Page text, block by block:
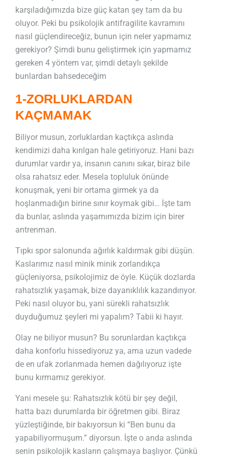
karşıladığımızda bize güç katan şey tam da bu
oluyor. Peki bu psikolojik antifragilite kavramını
nasıl güçlendireceğiz, bunun için neler yapmamız
gerekiyor? Şimdi bunu geliştirmek için yapmamız
gereken 4 yöntem var, şimdi detaylı şekilde
bunlardan bahsedeceğim
1-ZORLUKLARDAN
KAÇMAMAK
Biliyor musun, zorluklardan kaçtıkça aslında
kendimizi daha kırılgan hale getiriyoruz. Hani bazı
durumlar vardır ya, insanın canını sıkar, biraz bile
olsa rahatsız eder. Mesela topluluk önünde
konuşmak, yeni bir ortama girmek ya da
hoşlanmadığın birine sınır koymak gibi… İşte tam
da bunlar, aslında yaşamımızda bizim için birer
antrenman.
Tıpkı spor salonunda ağırlık kaldırmak gibi düşün.
Kaslarımız nasıl minik minik zorlandıkça
güçleniyorsa, psikolojimiz de öyle. Küçük dozlarda
rahatsızlık yaşamak, bize dayanıklılık kazandırıyor.
Peki nasıl oluyor bu, yani sürekli rahatsızlık
duyduğumuz şeyleri mi yapalım? Tabii ki hayır.
Olay ne biliyor musun? Bu sorunlardan kaçtıkça
daha konforlu hissediyoruz ya, ama uzun vadede
de en ufak zorlanmada hemen dağılıyoruz işte
bunu kırmamız gerekiyor.
Yani mesele şu: Rahatsızlık kötü bir şey değil,
hatta bazı durumlarda bir öğretmen gibi. Biraz
yüzleştiğinde, bir bakıyorsun ki “Ben bunu da
yapabiliyormuşum.” diyorsun. İşte o anda aslında
senin psikolojik kasların çalışmaya başlıyor. Çünkü